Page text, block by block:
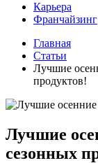
Карьера
Франчайзинг
Главная
Статьи
Лучшие
продуктов!
Лучшие
сезонных